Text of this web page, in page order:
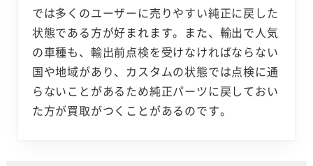
では多くのユーザーに売りやすい純正に戻した
状態である方が好まれます。また、輸出で人気
の車種も、輸出前点検を受けなければならない
国や地域があり、カスタムの状態では点検に通
らないことがあるため純正パーツに戻しておい
た方が買取がつくことがあるのです。